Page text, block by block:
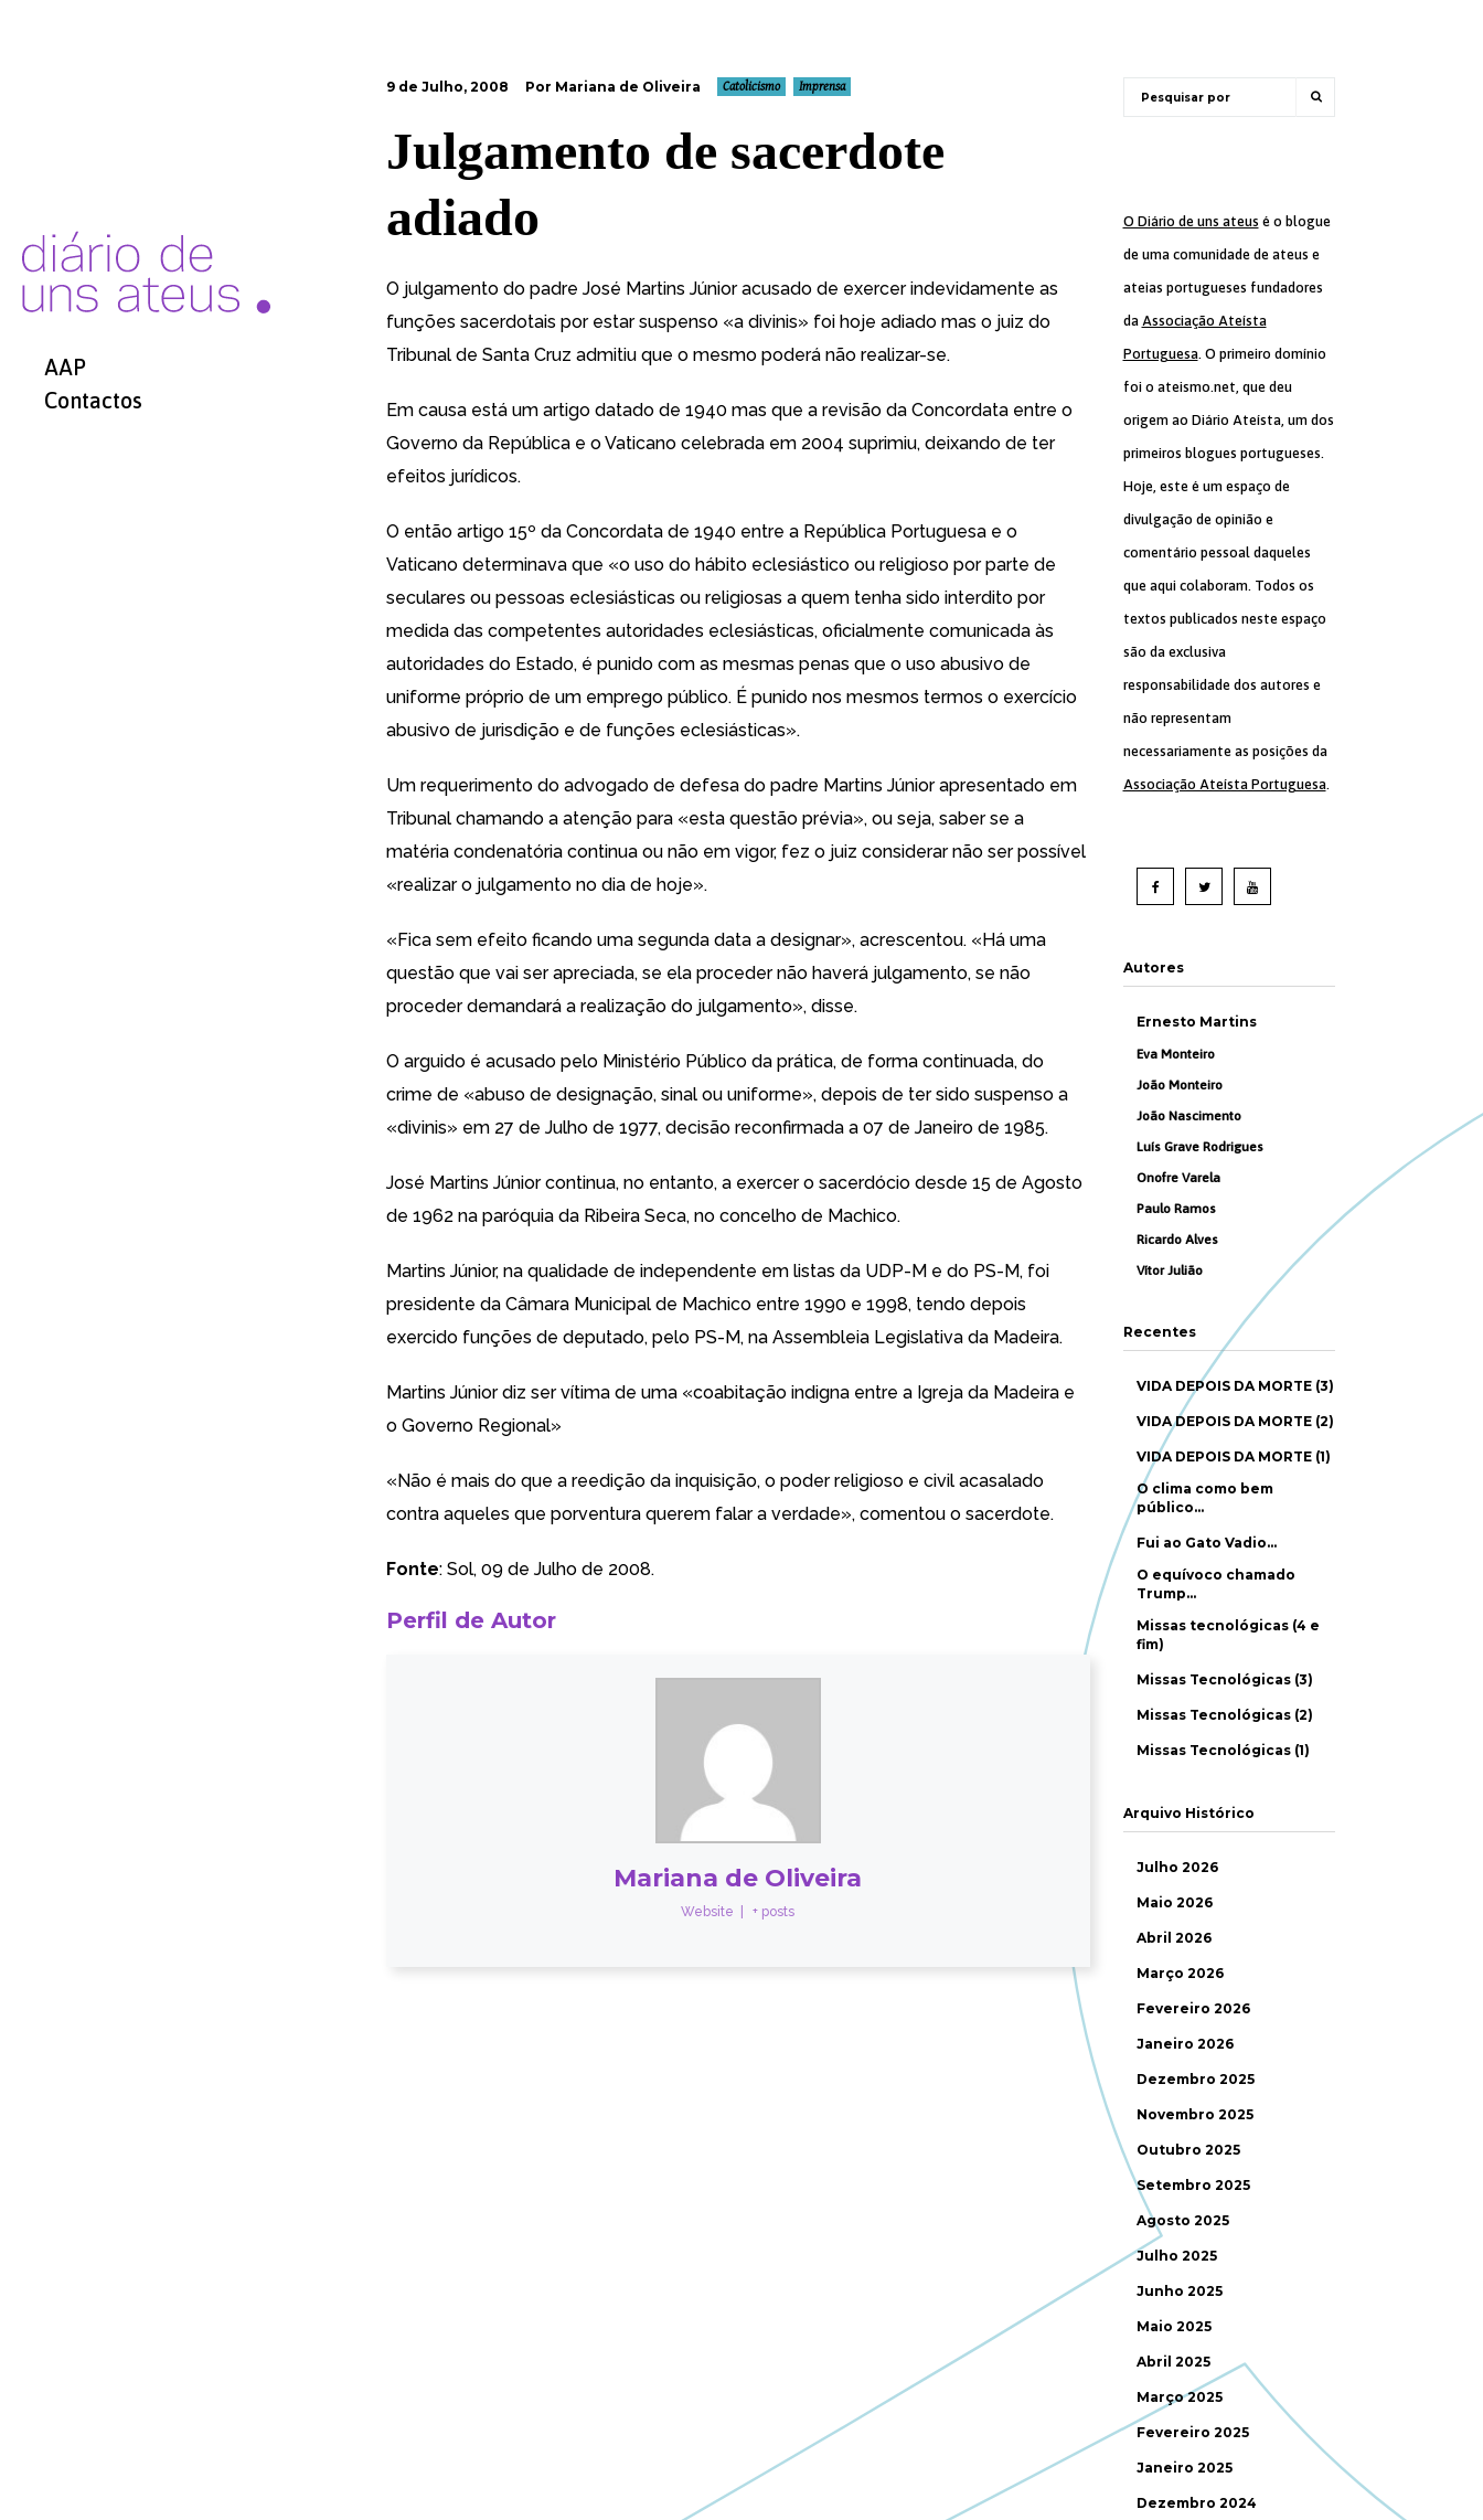
AAP
Contactos
9 de Julho, 2008 Por Mariana de Oliveira Catolicismo Imprensa
Julgamento de sacerdote
adiado
O julgamento do padre José Martins Júnior acusado de exercer indevidamente as
funções sacerdotais por estar suspenso «a divinis» foi hoje adiado mas o juiz do
Tribunal de Santa Cruz admitiu que o mesmo poderá não realizar-se.
Em causa está um artigo datado de 1940 mas que a revisão da Concordata entre o
Governo da República e o Vaticano celebrada em 2004 suprimiu, deixando de ter
efeitos jurídicos.
O então artigo 15º da Concordata de 1940 entre a República Portuguesa e o
Vaticano determinava que «o uso do hábito eclesiástico ou religioso por parte de
seculares ou pessoas eclesiásticas ou religiosas a quem tenha sido interdito por
medida das competentes autoridades eclesiásticas, oficialmente comunicada às
autoridades do Estado, é punido com as mesmas penas que o uso abusivo de
uniforme próprio de um emprego público. É punido nos mesmos termos o exercício
abusivo de jurisdição e de funções eclesiásticas».
Um requerimento do advogado de defesa do padre Martins Júnior apresentado em
Tribunal chamando a atenção para «esta questão prévia», ou seja, saber se a
matéria condenatória continua ou não em vigor, fez o juiz considerar não ser possível
«realizar o julgamento no dia de hoje».
«Fica sem efeito ficando uma segunda data a designar», acrescentou. «Há uma
questão que vai ser apreciada, se ela proceder não haverá julgamento, se não
proceder demandará a realização do julgamento», disse.
O arguido é acusado pelo Ministério Público da prática, de forma continuada, do
crime de «abuso de designação, sinal ou uniforme», depois de ter sido suspenso a
«divinis» em 27 de Julho de 1977, decisão reconfirmada a 07 de Janeiro de 1985.
José Martins Júnior continua, no entanto, a exercer o sacerdócio desde 15 de Agosto
de 1962 na paróquia da Ribeira Seca, no concelho de Machico.
Martins Júnior, na qualidade de independente em listas da UDP-M e do PS-M, foi
presidente da Câmara Municipal de Machico entre 1990 e 1998, tendo depois
exercido funções de deputado, pelo PS-M, na Assembleia Legislativa da Madeira.
Martins Júnior diz ser vítima de uma «coabitação indigna entre a Igreja da Madeira e
o Governo Regional»
«Não é mais do que a reedição da inquisição, o poder religioso e civil acasalado
contra aqueles que porventura querem falar a verdade», comentou o sacerdote.
Fonte: Sol, 09 de Julho de 2008.
Perfil de Autor
Mariana de Oliveira
Website + posts
O Diário de uns ateus é o blogue
de uma comunidade de ateus e
ateias portugueses fundadores
da Associação Ateísta
Portuguesa. O primeiro domínio
foi o ateismo.net, que deu
origem ao Diário Ateísta, um dos
primeiros blogues portugueses.
Hoje, este é um espaço de
divulgação de opinião e
comentário pessoal daqueles
que aqui colaboram. Todos os
textos publicados neste espaço
são da exclusiva
responsabilidade dos autores e
não representam
necessariamente as posições da
Associação Ateísta Portuguesa.
Autores
Ernesto Martins
Eva Monteiro
João Monteiro
João Nascimento
Luís Grave Rodrigues
Onofre Varela
Paulo Ramos
Ricardo Alves
Vítor Julião
Recentes
VIDA DEPOIS DA MORTE (3)
VIDA DEPOIS DA MORTE (2)
VIDA DEPOIS DA MORTE (1)
O clima como bem
público…
Fui ao Gato Vadio…
O equívoco chamado
Trump…
Missas tecnológicas (4 e
fim)
Missas Tecnológicas (3)
Missas Tecnológicas (2)
Missas Tecnológicas (1)
Arquivo Histórico
Julho 2026
Maio 2026
Abril 2026
Março 2026
Fevereiro 2026
Janeiro 2026
Dezembro 2025
Novembro 2025
Outubro 2025
Setembro 2025
Agosto 2025
Julho 2025
Junho 2025
Maio 2025
Abril 2025
Março 2025
Fevereiro 2025
Janeiro 2025
Dezembro 2024